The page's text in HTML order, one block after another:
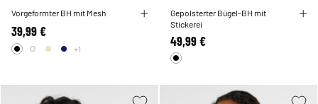
Vorgeformter BH mit Mesh
39,99 €
+1
Gepolsterter Bügel-BH mit
Stickerei
49,99 €